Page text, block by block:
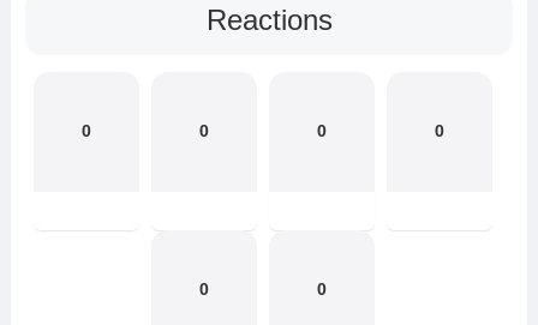
Reactions
0 0 0 0
0 0